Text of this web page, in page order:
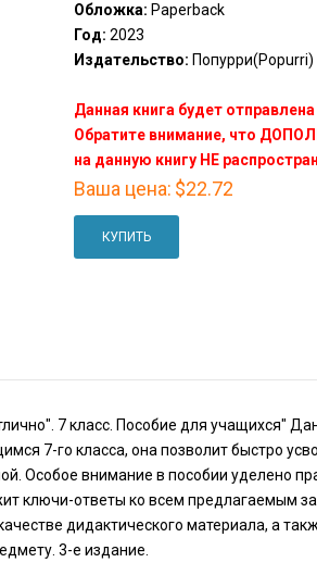
Обложка: Paperback
Год: 2023
Издательство: Попурри(Popurri)
Данная книга будет
Обратите внимание, что
на данную книгу НЕ
Ваша цена: $22.72
КУПИТЬ
7 класс. Пособие для учащихся"
7-го класса, она позволит быстро
Особое внимание в пособии уделено
ключи-ответы ко всем предлагаемым
дидактического материала, а
3-е издание.